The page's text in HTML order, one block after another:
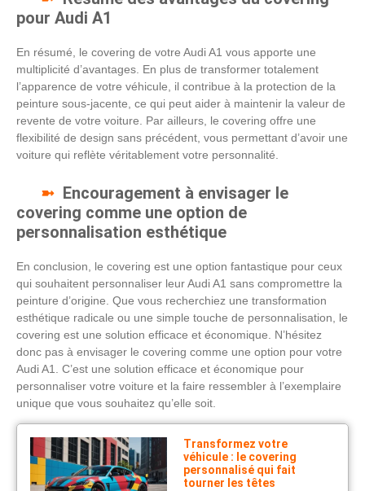
pour Audi A1
En résumé, le covering de votre Audi A1 vous apporte une
multiplicité d’avantages. En plus de transformer totalement
l’apparence de votre véhicule, il contribue à la protection de la
peinture sous-jacente, ce qui peut aider à maintenir la valeur de
revente de votre voiture. Par ailleurs, le covering offre une
flexibilité de design sans précédent, vous permettant d’avoir une
voiture qui reflète véritablement votre personnalité.
Encouragement à envisager le
covering comme une option de
personnalisation esthétique
En conclusion, le covering est une option fantastique pour ceux
qui souhaitent personnaliser leur Audi A1 sans compromettre la
peinture d’origine. Que vous recherchiez une transformation
esthétique radicale ou une simple touche de personnalisation, le
covering est une solution efficace et économique. N’hésitez
donc pas à envisager le covering comme une option pour votre
Audi A1. C’est une solution efficace et économique pour
personnaliser votre voiture et la faire ressembler à l’exemplaire
unique que vous souhaitez qu’elle soit.
Transformez votre
véhicule : le covering
personnalisé qui fait
tourner les têtes